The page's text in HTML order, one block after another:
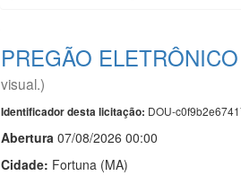
PREGÃO
visual.)
Identificador desta licitação: DOU-
Abertura 07/08/2026 00:00
Cidade: Fortuna (MA)